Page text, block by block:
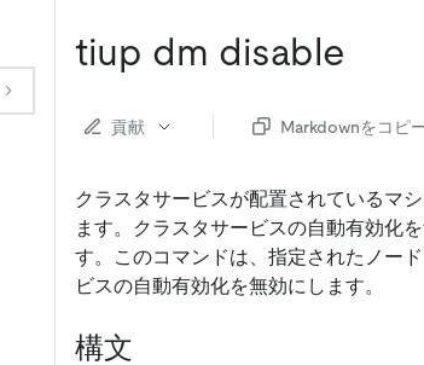
tiup dm disable
貢献 Markdownをコピ
クラスタサービスが配置されているマ
ます。クラスタサービスの自動有効化
す。このコマンドは、指定されたノー
ビスの自動有効化を無効にします。
構文